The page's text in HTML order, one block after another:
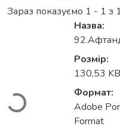
Зараз показуємо 1 - 1 з
Вантажиться...
Назва:
Розмір:
130,53 KB
Формат:
Adobe
Format